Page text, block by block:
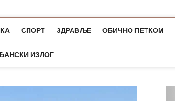
СПОРТ ЗДРАВЉЕ ОБИЧНО ПЕТКОМ
ИЗЛОГ